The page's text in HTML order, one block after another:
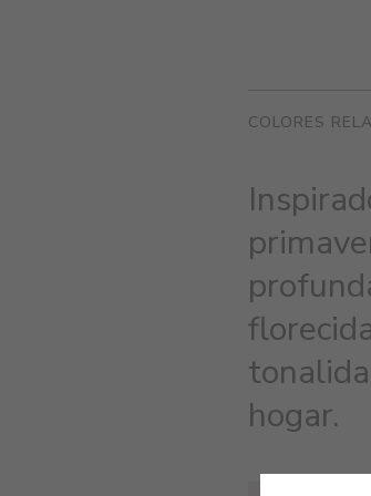
COLORES
hogar.